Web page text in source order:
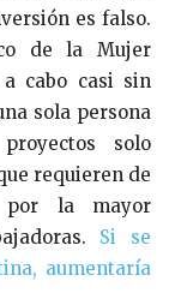
es falso.
de la Mujer
cabo casi sin
sola persona
solo
requieren de
por la mayor
Si se
aumentaría